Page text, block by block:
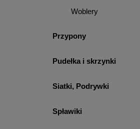
Woblery
Przypony
Pudełka i skrzynki
Siatki, Podrywki
Spławiki